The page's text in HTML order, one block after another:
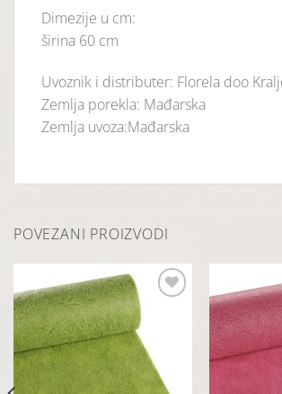
Dimezije u cm:
širina 60 cm
Uvoznik i distributer: Florela doo
Zemlja porekla: Mađarska
Zemlja uvoza:Mađarska
POVEZANI PROIZVODI
želja